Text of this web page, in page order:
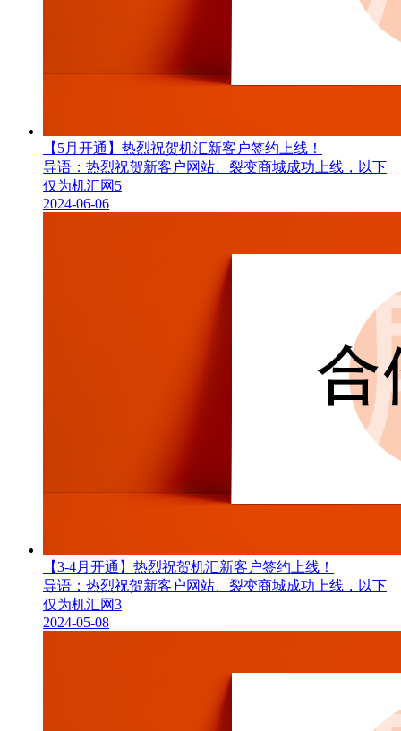
【5月开通】热烈祝贺机汇新客户签约上线！
导语：热烈祝贺新客户网站、裂变商城成功上线，以下
仅为机汇网5
2024-06-06
【3-4月开通】热烈祝贺机汇新客户签约上线！
导语：热烈祝贺新客户网站、裂变商城成功上线，以下
仅为机汇网3
2024-05-08